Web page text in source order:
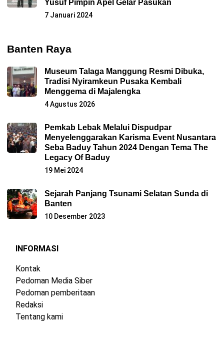
Yusuf Pimpin Apel Gelar Pasukan
7 Januari 2024
Banten Raya
Museum Talaga Manggung Resmi Dibuka,
Tradisi Nyiramkeun Pusaka Kembali
Menggema di Majalengka
4 Agustus 2026
Pemkab Lebak Melalui Dispudpar
Menyelenggarakan Karisma Event Nusantara
Seba Baduy Tahun 2024 Dengan Tema The
Legacy Of Baduy
19 Mei 2024
Sejarah Panjang Tsunami Selatan Sunda di
Banten
10 Desember 2023
INFORMASI
Kontak
Pedoman Media Siber
Pedoman pemberitaan
Redaksi
Tentang kami